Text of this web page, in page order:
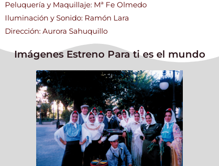
Peluquería y Maquillaje: Mª Fe Olmedo
Iluminación y Sonido: Ramón Lara
Dirección: Aurora Sahuquillo
Imágenes Estreno Para ti es el mundo